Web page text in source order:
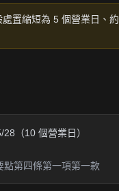
處置縮短為 5 個營業日、
（10 個營業日）
點第四條第一項第一款